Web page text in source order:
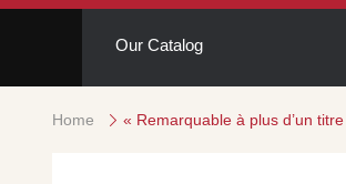
Our Catalog
Home « Remarquable à plus d’un